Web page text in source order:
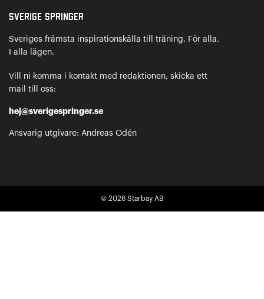
Sverige Springer
Sveriges främsta inspirationskälla till träning. För alla.
I alla lägen.
Vill ni komma i kontakt med redaktionen, skicka ett
mail till oss:
hej@sverigespringer.se
Ansvarig utgivare: Andreas Odén
© 2026 Starbay AB